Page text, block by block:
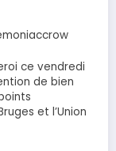
ce vendredi
de bien
et l’Union